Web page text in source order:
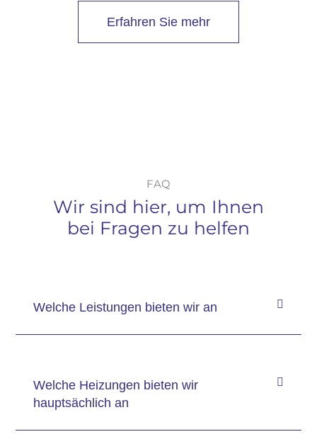
Erfahren Sie mehr
FAQ
Wir sind hier, um Ihnen
bei Fragen zu helfen
Welche Leistungen bieten wir an
Welche Heizungen bieten wir
hauptsächlich an